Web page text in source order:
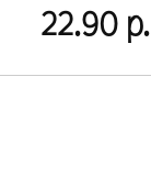
22.90 р.